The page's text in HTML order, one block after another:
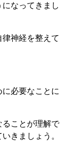
なってきまし
神経を整えて
必要なことに
ることが理解で
きましょう。